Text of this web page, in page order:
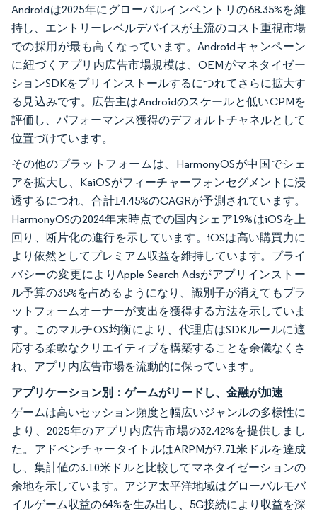
Androidは2025年にグローバルインベントリの68.35%を維
持し、エントリーレベルデバイスが主流のコスト重視市場
での採用が最も高くなっています。Androidキャンペーン
に紐づくアプリ内広告市場規模は、OEMがマネタイゼー
ションSDKをプリインストールするにつれてさらに拡大す
る見込みです。広告主はAndroidのスケールと低いCPMを
評価し、パフォーマンス獲得のデフォルトチャネルとして
位置づけています。
その他のプラットフォームは、HarmonyOSが中国でシェ
アを拡大し、KaiOSがフィーチャーフォンセグメントに浸
透するにつれ、合計14.45%のCAGRが予測されています。
HarmonyOSの2024年末時点での国内シェア19%はiOSを上
回り、断片化の進行を示しています。iOSは高い購買力に
より依然としてプレミアム収益を維持しています。プライ
バシーの変更によりApple Search Adsがアプリインストー
ル予算の35%を占めるようになり、識別子が消えてもプラ
ットフォームオーナーが支出を獲得する方法を示していま
す。このマルチOS均衡により、代理店はSDKルールに適
応する柔軟なクリエイティブを構築することを余儀なくさ
れ、アプリ内広告市場を流動的に保っています。
アプリケーション別：ゲームがリードし、金融が加速
ゲームは高いセッション頻度と幅広いジャンルの多様性に
より、2025年のアプリ内広告市場の32.42%を提供しまし
た。アドベンチャータイトルはARPMが7.71米ドルを達成
し、集計値の3.10米ドルと比較してマネタイゼーションの
余地を示しています。アジア太平洋地域はグローバルモバ
イルゲーム収益の64%を生み出し、5G接続により収益を深